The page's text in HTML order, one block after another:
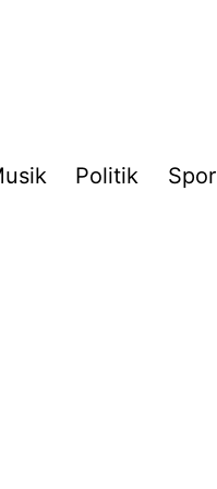
Politik